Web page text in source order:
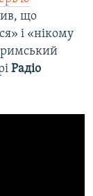
що
і «нікому
Радіо